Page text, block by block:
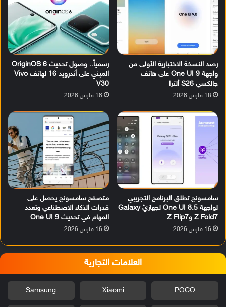
رصد النسخة الاختبارية الأولى من
واجهة One UI 9 على هاتف
جالكسي S26 ألترا
18 مارس 2026
رسمياً.. وصول تحديث OriginOS 6
المبني على أندرويد 16 لهاتف Vivo
V30
16 مارس 2026
سامسونج تطلق البرنامج التجريبي
لواجهة One UI 8.5 لجهازيْ Galaxy
Z Fold7 وZ Flip7
16 مارس 2026
متصفح سامسونج يحصل على
قدرات الذكاء الاصطناعي وتعدد
المهام في تحديث One UI 9
16 مارس 2026
العلامات التجارية
POCO
Xiaomi
Samsung